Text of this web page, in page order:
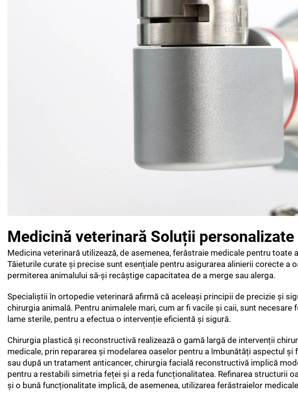
Medicină veterinară Soluții
Medicina veterinară utilizează, de asemenea, ferăstraie medicale pentru toate
Tăieturile curate și precise sunt esențiale pentru asigurarea alinierii corecte a
permiterea animalului să-și recâștige capacitatea de a merge sau alerga.
Specialiștii în ortopedie veterinară afirmă că aceleași principii de precizie și
chirurgia animală. Pentru animalele mari, cum ar fi vacile și caii, sunt
lame sterile, pentru a efectua o intervenție eficientă și sigură.
Chirurgia plastică și reconstructivă realizează o gamă largă de intervenții
medicale, prin repararea și modelarea oaselor pentru a îmbunătăți aspectul
sau după un tratament anticancer, chirurgia facială reconstructivă implică
pentru a restabili simetria feței și a reda funcționalitatea. Refinarea structurii
și o bună funcționalitate implică, de asemenea, utilizarea ferăstraielor